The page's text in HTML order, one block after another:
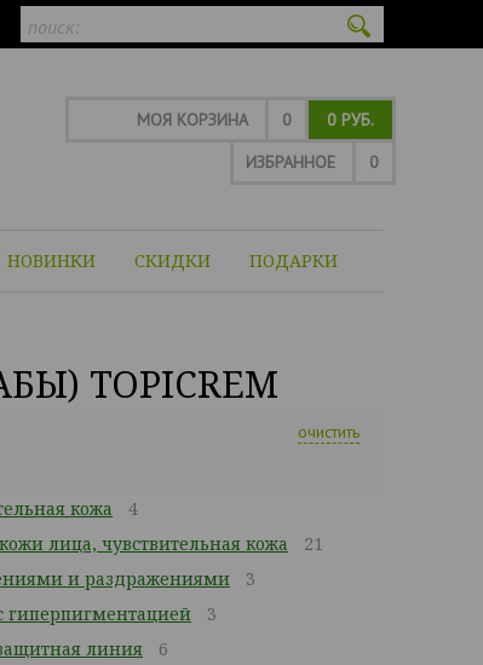
МОЯ КОРЗИНА 0
0 РУБ.
ИЗБРАННОЕ
0
НОВИНКИ СКИДКИ ПОДАРКИ
TOPICREM
очистить
кожа
4
лица, чувствительная кожа
21
и раздражениями
3
гиперпигментацией
3
линия
6